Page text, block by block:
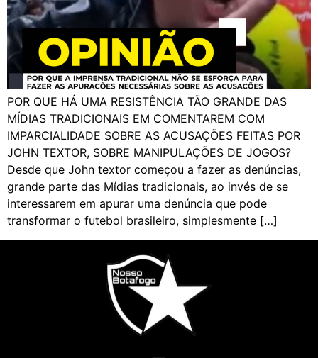
POR QUE HÁ UMA RESISTÊNCIA TÃO GRANDE DAS
MÍDIAS TRADICIONAIS EM COMENTAREM COM
IMPARCIALIDADE SOBRE AS ACUSAÇÕES FEITAS POR
JOHN TEXTOR, SOBRE MANIPULAÇÕES DE JOGOS?
Desde que John textor começou a fazer as denúncias,
grande parte das Mídias tradicionais, ao invés de se
interessarem em apurar uma denúncia que pode
transformar o futebol brasileiro, simplesmente […]